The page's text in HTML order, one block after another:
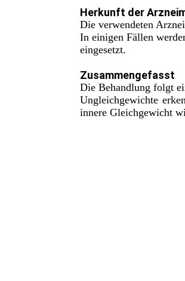
Herkunft der
Die verwendeten
In einigen Fällen
eingesetzt.
Zusammengefasst
Die Behandlung folgt
Ungleichgewichte
innere Gleichgewicht